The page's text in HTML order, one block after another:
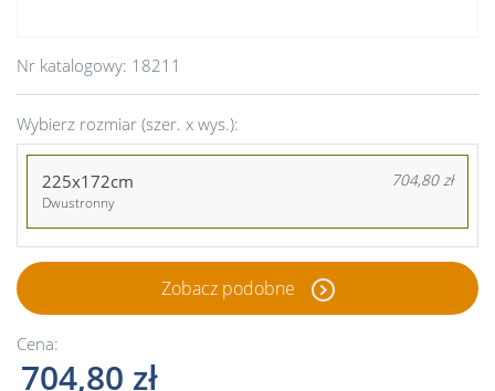
Nr katalogowy: 18211
Wybierz rozmiar (szer. x wys.):
225x172cm 704,80 zł
Dwustronny
Zobacz podobne
Cena:
704,80 zł